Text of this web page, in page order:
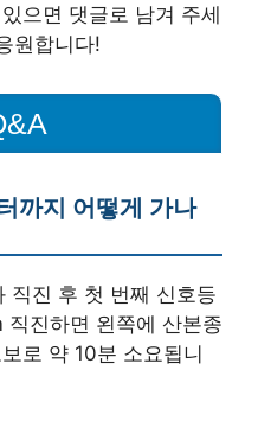
으면 댓글로 남겨 주세
원합니다!
까지 어떻게 가나
직진 후 첫 번째 신호등
진하면 왼쪽에 산본종
로 약 10분 소요됩니